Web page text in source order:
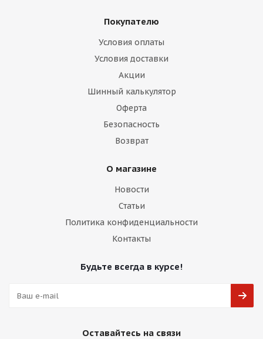
Покупателю
Условия оплаты
Условия доставки
Акции
Шинный калькулятор
Оферта
Безопасность
Возврат
О магазине
Новости
Статьи
Политика конфиденциальности
Контакты
Будьте всегда в курсе!
Оставайтесь на связи